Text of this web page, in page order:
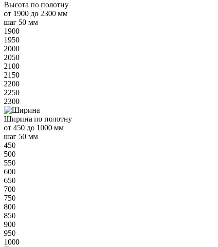
Высота по полотну
от 1900 до 2300 мм
шаг 50 мм
1900
1950
2000
2050
2100
2150
2200
2250
2300
Ширина по полотну
от 450 до 1000 мм
шаг 50 мм
450
500
550
600
650
700
750
800
850
900
950
1000